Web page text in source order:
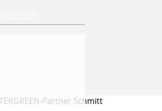
Partner Schmitt